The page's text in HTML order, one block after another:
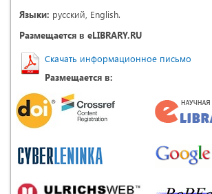
Языки: русский, English.
Размещается в eLIBRARY.RU
Скачать информационное письмо
Размещается в: